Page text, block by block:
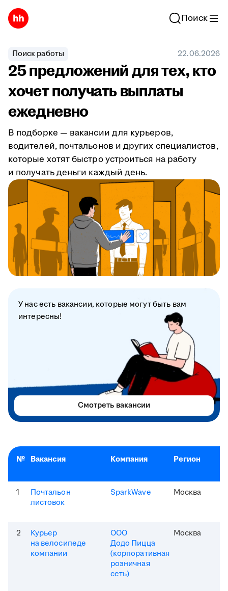
Поиск
Поиск работы 22.06.2026
25 предложений для тех, кто
хочет получать выплаты
ежедневно
В подборке — вакансии для курьеров,
водителей, почтальонов и других специалистов,
которые хотят быстро устроиться на работу
и получать деньги каждый день.
№ Вакансия Компания Регион
1
Почтальон
листовок
SparkWave Москва
2
Курьер
на велосипеде
компании
ООО
Додо Пицца
(корпоративная
розничная
сеть)
Москва
У нас есть вакансии, которые могут быть вам
интересны!
Смотреть вакансии